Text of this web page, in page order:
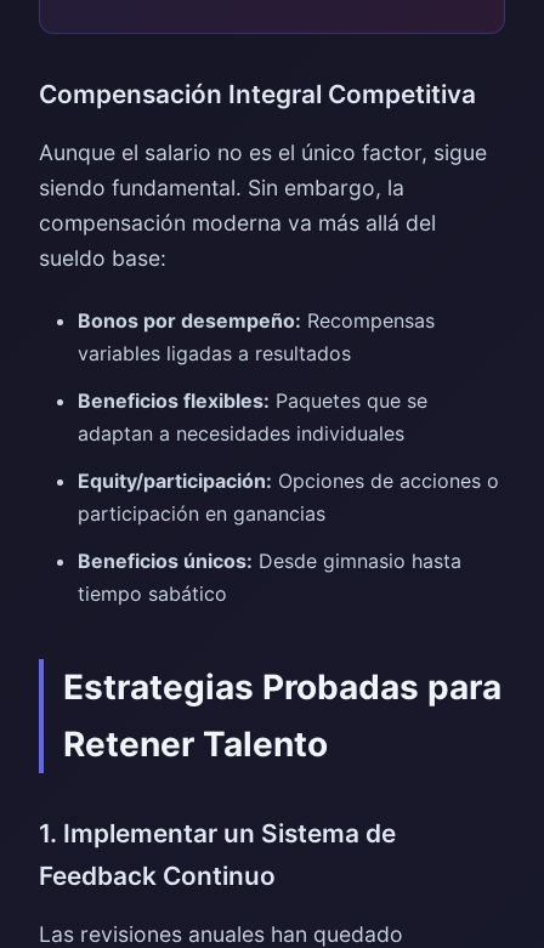
Compensación Integral Competitiva
Aunque el salario no es el único factor, sigue
siendo fundamental. Sin embargo, la
compensación moderna va más allá del
sueldo base:
Bonos por desempeño: Recompensas
variables ligadas a resultados
Beneficios flexibles: Paquetes que se
adaptan a necesidades individuales
Equity/participación: Opciones de acciones o
participación en ganancias
Beneficios únicos: Desde gimnasio hasta
tiempo sabático
Estrategias Probadas para
Retener Talento
1. Implementar un Sistema de
Feedback Continuo
Las revisiones anuales han quedado